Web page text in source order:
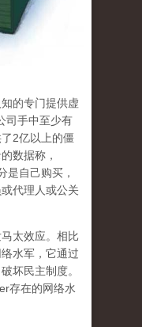
的专门提供虚
司手中至少有
2亿以上的僵
数据称，
是自己购买，
代理人或公关
太效应。相比
水军，它通过
坏民主制度。
存在的网络水